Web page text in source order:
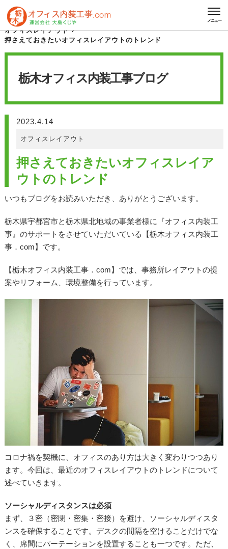
メニュー
HOME
栃木オフィス内装工事 ブログ
オフィスレイアウト
押さえておきたいオフィスレイアウトのトレンド
栃木オフィス内装工事ブログ
2023.4.14
オフィスレイアウト
押さえておきたいオフィスレイア
ウトのトレンド
いつもブログをお読みいただき、ありがとうございます。
栃木県宇都宮市と栃木県北地域の事業者様に『オフィス内装工
事』のサポートをさせていただいている【栃木オフィス内装工
事．com】です。
【栃木オフィス内装工事．com】では、事務所レイアウトの提
案やリフォーム、環境整備を行っています。
コロナ禍を契機に、オフィスのあり方は大きく変わりつつあり
ます。今回は、最近のオフィスレイアウトのトレンドについて
述べていきます。
ソーシャルディスタンスは必須
まず、３密（密閉・密集・密接）を避け、ソーシャルディスタ
ンスを確保することです。デスクの間隔を空けることだけでな
く、席間にパーテーションを設置することも一つです。ただ、